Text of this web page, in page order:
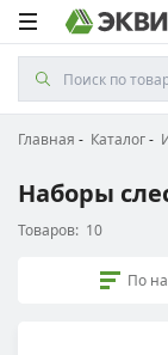
Главная Каталог
Наборы
Товаров: 10
По